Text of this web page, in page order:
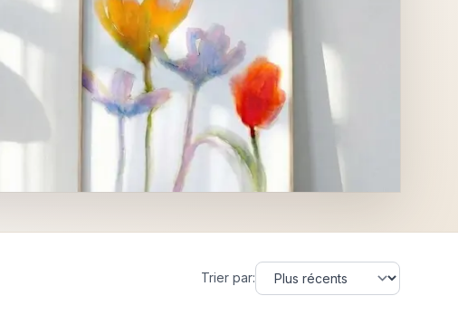
Trier par: